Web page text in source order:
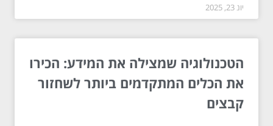
יונ 23, 2025
הטכנולוגיה שמצילה את המידע: הכירו
את הכלים המתקדמים ביותר לשחזור
קבצים